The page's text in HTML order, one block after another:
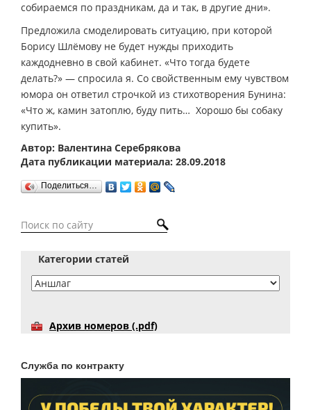
собираемся по праздникам, да и так, в другие дни».
Предложила смоделировать ситуацию, при которой
Борису Шлёмову не будет нужды приходить
каждодневно в свой кабинет. «Что тогда будете
делать?» — спросила я. Со свойственным ему чувством
юмора он ответил строчкой из стихотворения Бунина:
«Что ж, камин затоплю, буду пить… Хорошо бы собаку
купить».
Автор: Валентина Серебрякова
Дата публикации материала: 28.09.2018
Поделиться…
Категории статей
Архив номеров (.pdf)
Служба по контракту